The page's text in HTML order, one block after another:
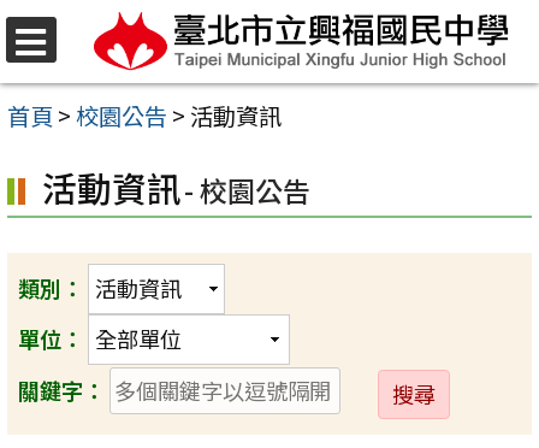
選
單
跳
至
主
內
容
首頁 >校園公告 > 活動資訊
活動資訊- 校園公告
類別：
單位：
關鍵字：
送
出